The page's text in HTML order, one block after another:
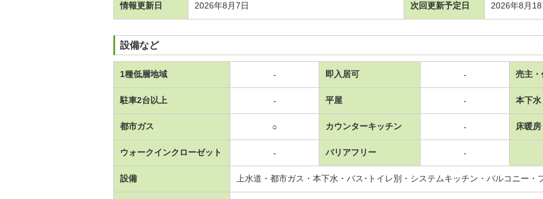
情報更新日 2026年8月7日 次回更新予定日 2026年8月18
設備など
1種低層地域 - 即入居可 - 売主・
駐車2台以上 - 平屋 - 本下水
都市ガス ○ カウンターキッチン - 床暖房
ウォークインクローゼット - バリアフリー -
設備 上水道・都市ガス・本下水・バス･トイレ別・システムキッチン・バルコニー・